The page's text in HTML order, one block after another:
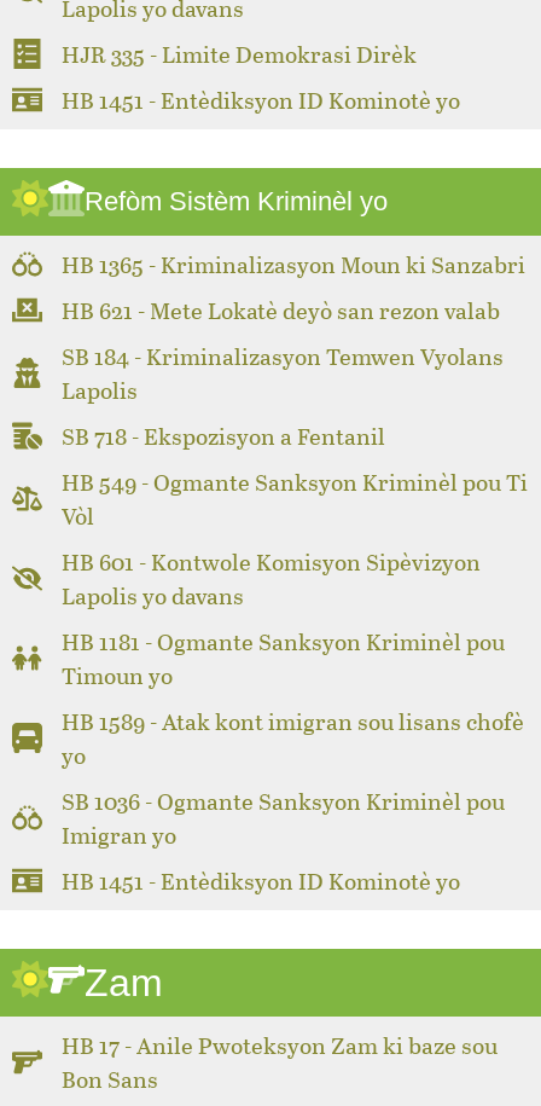
Lapolis yo davans
HJR 335 - Limite Demokrasi Dirèk
HB 1451 - Entèdiksyon ID Kominotè yo
Refòm Sistèm Kriminèl yo
HB 1365 - Kriminalizasyon Moun ki Sanzabri
HB 621 - Mete Lokatè deyò san rezon valab
SB 184 - Kriminalizasyon Temwen Vyolans
Lapolis
SB 718 - Ekspozisyon a Fentanil
HB 549 - Ogmante Sanksyon Kriminèl pou Ti
Vòl
HB 601 - Kontwole Komisyon Sipèvizyon
Lapolis yo davans
HB 1181 - Ogmante Sanksyon Kriminèl pou
Timoun yo
HB 1589 - Atak kont imigran sou lisans chofè
yo
SB 1036 - Ogmante Sanksyon Kriminèl pou
Imigran yo
HB 1451 - Entèdiksyon ID Kominotè yo
Zam
HB 17 - Anile Pwoteksyon Zam ki baze sou
Bon Sans